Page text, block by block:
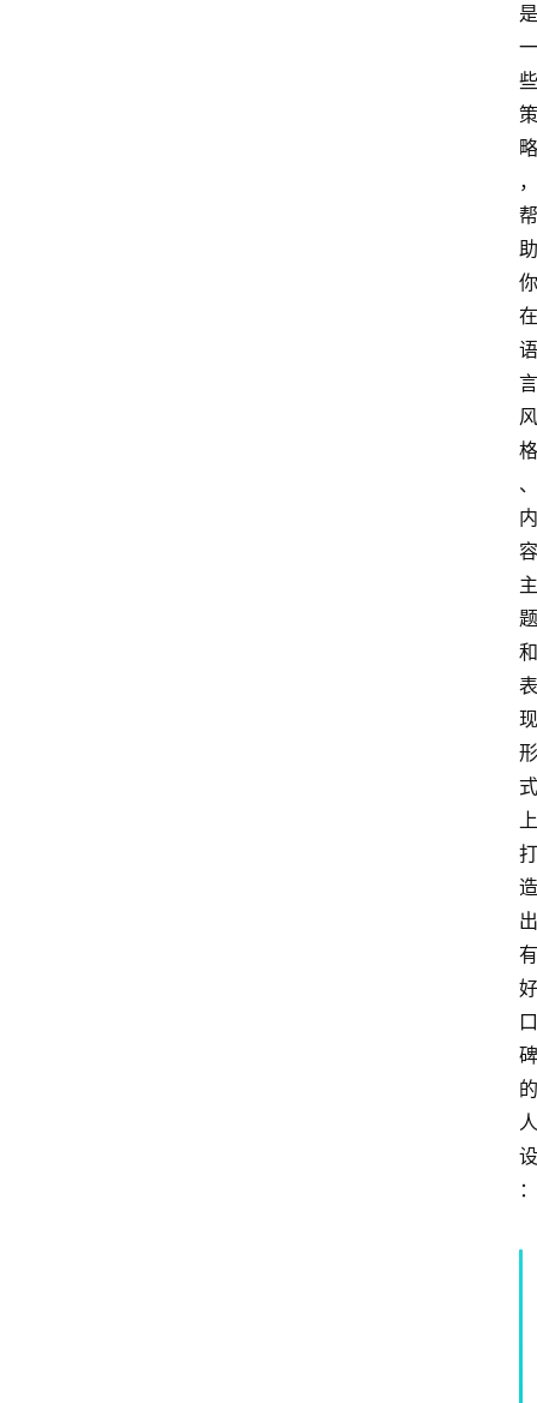
是
一
些
策
略
，
帮
助
你
在
语
言
风
格
、
内
容
主
题
和
表
现
形
式
上
打
造
出
有
好
口
碑
的
人
设
：